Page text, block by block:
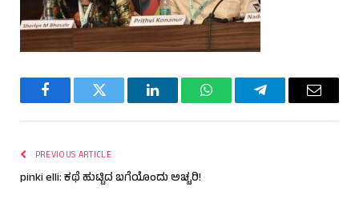
FacebookTwitter LinkedInWhatsAppTelegramEmail
PREVIOUS ARTICLE
pinki elli: ಕಥೆ ಹುಟ್ಟಿದ ಬಗೆಯೊಂದು ಅಚ್ಚರಿ!